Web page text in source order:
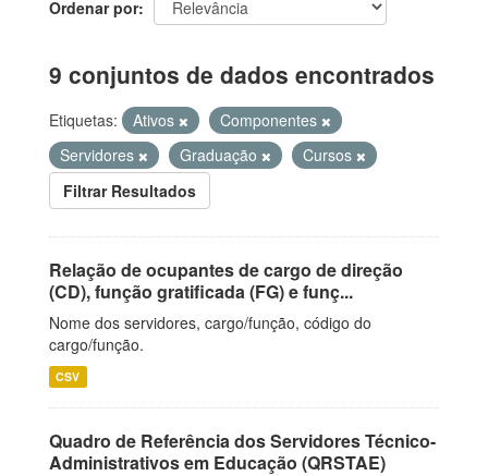
Ordenar por
9 conjuntos de dados encontrados
Etiquetas: Ativos
Componentes
Servidores
Graduação
Cursos
Filtrar Resultados
Relação de ocupantes de cargo de direção
(CD), função gratificada (FG) e funç...
Nome dos servidores, cargo/função, código do
cargo/função.
CSV
Quadro de Referência dos Servidores Técnico-
Administrativos em Educação (QRSTAE)